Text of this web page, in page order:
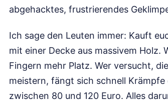
abgehacktes, frustrierendes
Ich sage den Leuten immer: Kauft
mit einer Decke aus massivem Holz.
Fingern mehr Platz. Wer versucht,
meistern, fängt sich schnell
zwischen 80 und 120 Euro. Alles